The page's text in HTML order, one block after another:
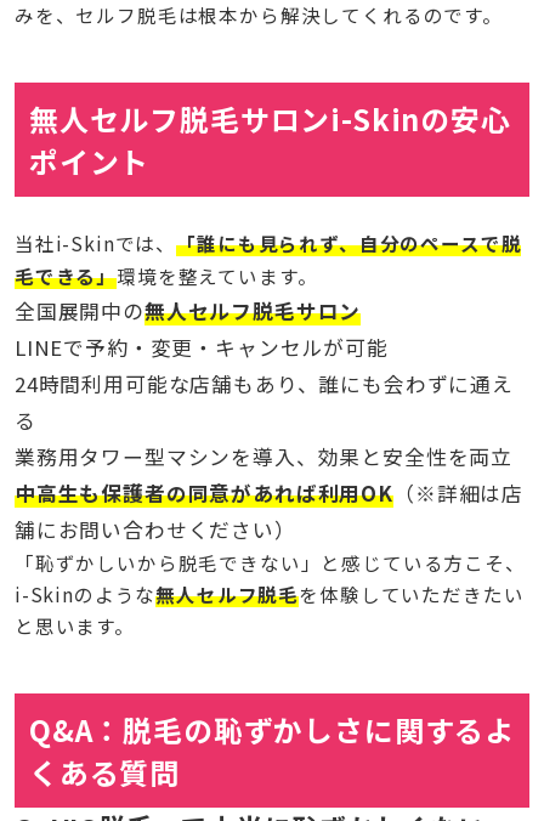
みを、セルフ脱毛は根本から解決してくれるのです。
無人セルフ脱毛サロンi-Skinの安心
ポイント
当社i-Skinでは、「誰にも見られず、自分のペースで脱
毛できる」環境を整えています。
全国展開中の無人セルフ脱毛サロン
LINEで予約・変更・キャンセルが可能
24時間利用可能な店舗もあり、誰にも会わずに通え
る
業務用タワー型マシンを導入、効果と安全性を両立
中高生も保護者の同意があれば利用OK （※詳細は店
舗にお問い合わせください）
「恥ずかしいから脱毛できない」と感じている方こそ、
i-Skinのような無人セルフ脱毛を体験していただきたい
と思います。
Q&A：脱毛の恥ずかしさに関するよ
くある質問